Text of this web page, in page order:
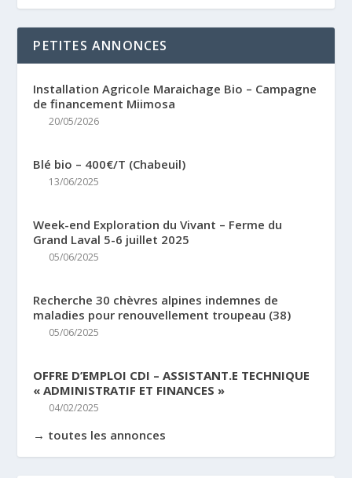
PETITES ANNONCES
Installation Agricole Maraichage Bio – Campagne
de financement Miimosa
20/05/2026
Blé bio – 400€/T (Chabeuil)
13/06/2025
Week-end Exploration du Vivant – Ferme du
Grand Laval 5-6 juillet 2025
05/06/2025
Recherche 30 chèvres alpines indemnes de
maladies pour renouvellement troupeau (38)
05/06/2025
OFFRE D’EMPLOI CDI – ASSISTANT.E TECHNIQUE
« ADMINISTRATIF ET FINANCES »
04/02/2025
→ toutes les annonces